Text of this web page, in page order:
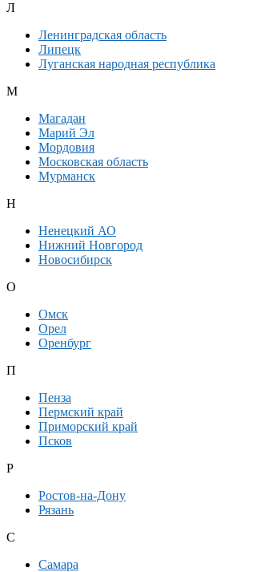
Л
Ленинградская область
Липецк
Луганская народная республика
М
Магадан
Марий Эл
Мордовия
Московская область
Мурманск
Н
Ненецкий АО
Нижний Новгород
Новосибирск
О
Омск
Орел
Оренбург
П
Пенза
Пермский край
Приморский край
Псков
Р
Ростов-на-Дону
Рязань
С
Самара